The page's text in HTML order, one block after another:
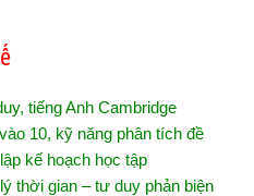
tiếng Anh Cambridge
10, kỹ năng phân tích đề
kế hoạch học tập
thời gian – tư duy phản biện